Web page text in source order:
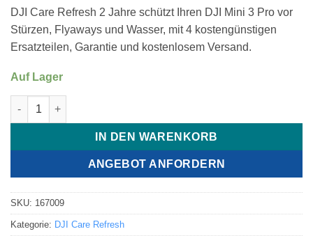
DJI Care Refresh 2 Jahre schützt Ihren DJI Mini 3 Pro vor
Stürzen, Flyaways und Wasser, mit 4 kostengünstigen
Ersatzteilen, Garantie und kostenlosem Versand.
Auf Lager
DJI Care Refresh 2-Year Plan (DJI Mini 3 Pro) Menge
IN DEN WARENKORB
ANGEBOT ANFORDERN
SKU: 167009
Kategorie: DJI Care Refresh